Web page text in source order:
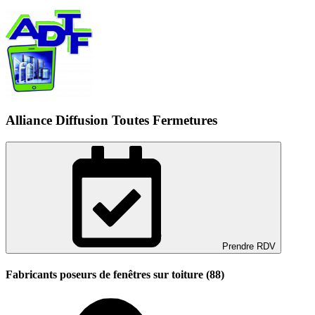
Alliance Diffusion Toutes Fermetures
Prendre RDV
Fabricants poseurs de fenêtres sur toiture (88)